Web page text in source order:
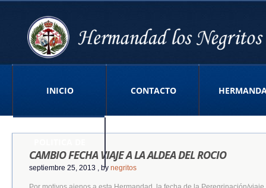
INICIO CONTACTO
CAMBIO FECHA VIAJE A LA ALDEA DEL ROCIO
septiembre 25, 2013 , by negritos